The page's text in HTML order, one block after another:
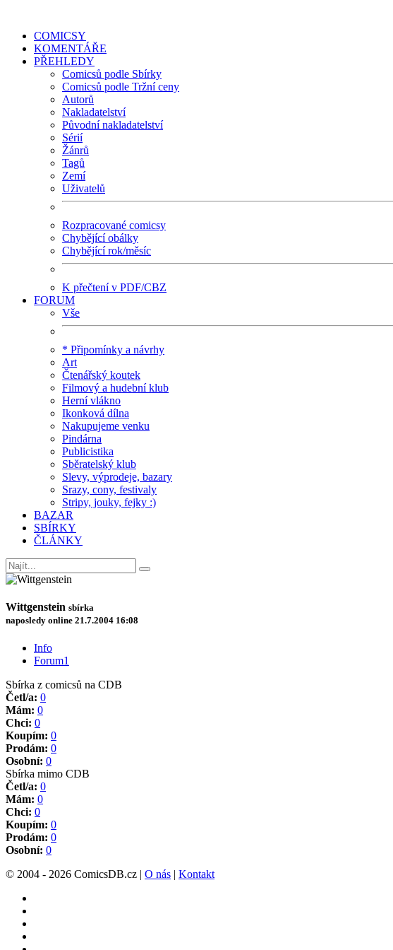
COMICSY
KOMENTÁŘE
PŘEHLEDY
Comicsů podle Sbírky
Comicsů podle Tržní ceny
Autorů
Nakladatelství
Původní nakladatelství
Sérií
Žánrů
Tagů
Zemí
Uživatelů
Rozpracované comicsy
Chybějící obálky
Chybějící rok/měsíc
K přečtení v PDF/CBZ
FORUM
Vše
* Připomínky a návrhy
Art
Čtenářský koutek
Filmový a hudební klub
Herní vlákno
Ikonková dílna
Nakupujeme venku
Pindárna
Publicistika
Sběratelský klub
Slevy, výprodeje, bazary
Srazy, cony, festivaly
Stripy, jouky, fejky :)
BAZAR
SBÍRKY
ČLÁNKY
Wittgenstein sbírka
naposledy online 21.7.2004 16:08
Info
Forum1
Sbírka z comicsů na CDB
Četl/a: 0
Mám: 0
Chci: 0
Koupím: 0
Prodám: 0
Osobní: 0
Sbírka mimo CDB
Četl/a: 0
Mám: 0
Chci: 0
Koupím: 0
Prodám: 0
Osobní: 0
© 2004 - 2026 ComicsDB.cz | O nás | Kontakt